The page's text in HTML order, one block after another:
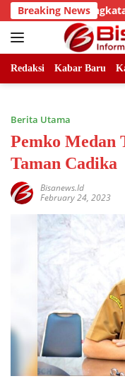
Skip
to
content
Breaking News
DPC Angkatan Muda
Redaksi Kabar Baru
Berita Utama
Pemko Medan
Taman Cadika
Bisanews.id
February 24, 2023